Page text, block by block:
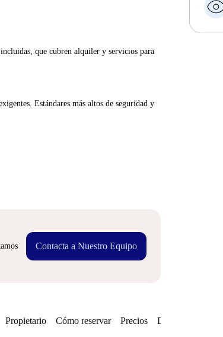
que cubren alquiler y servicios para
Estándares más altos de seguridad y
Contacta a Nuestro Equipo
Propietario Cómo reservar Precios Disponibilidades